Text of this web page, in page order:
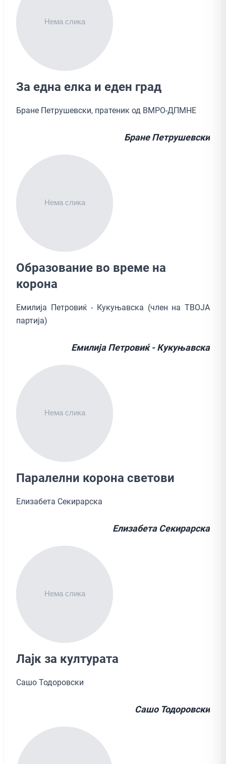
За една елка и еден град
Бране Петрушевски, пратеник од ВМРО-ДПМНЕ
Бране Петрушевски
Образование во време на
корона
Емилија Петровиќ - Кукуњавска (член на ТВОЈА
партија)
Емилија Петровиќ - Кукуњавска
Паралелни корона светови
Елизабета Секирарска
Елизабета Секирарска
Лајк за културата
Сашо Тодоровски
Сашо Тодоровски